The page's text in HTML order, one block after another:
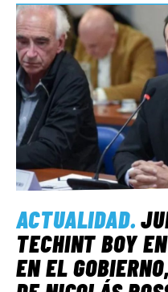
ACTUALIDAD.
TECHINT BOY
EN EL